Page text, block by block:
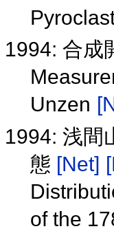
1994: 合成
Unzen
1994: 浅間
態 [Net]
of the